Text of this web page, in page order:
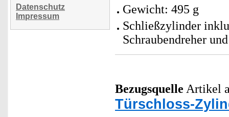
Datenschutz
Impressum
Gewicht: 495 g
Schließzylinder
Schraubendreher
Bezugsquelle Artikel
Türschloss-